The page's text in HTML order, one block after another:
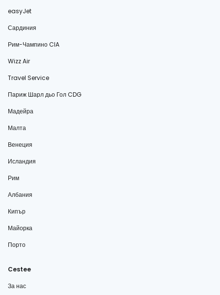
easyJet
Сардиния
Рим-Чампино CIA
Wizz Air
Travel Service
Париж Шарл дьо Гол CDG
Мадейра
Малта
Венеция
Исландия
Рим
Албания
Кипър
Майорка
Порто
Cestee
За нас